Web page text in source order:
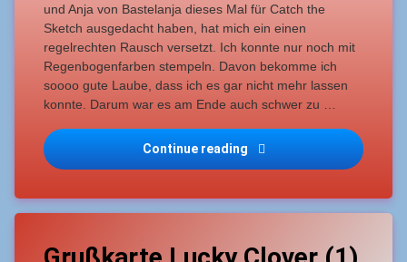
und Anja von Bastelanja dieses Mal für Catch the
Sketch ausgedacht haben, hat mich ein einen
regelrechten Rausch versetzt. Ich konnte nur noch mit
Regenbogenfarben stempeln. Davon bekomme ich
soooo gute Laube, dass ich es gar nicht mehr lassen
konnte. Darum war es am Ende auch schwer zu …
Continue reading Catch-the-Sketch 141 –
Catch
a